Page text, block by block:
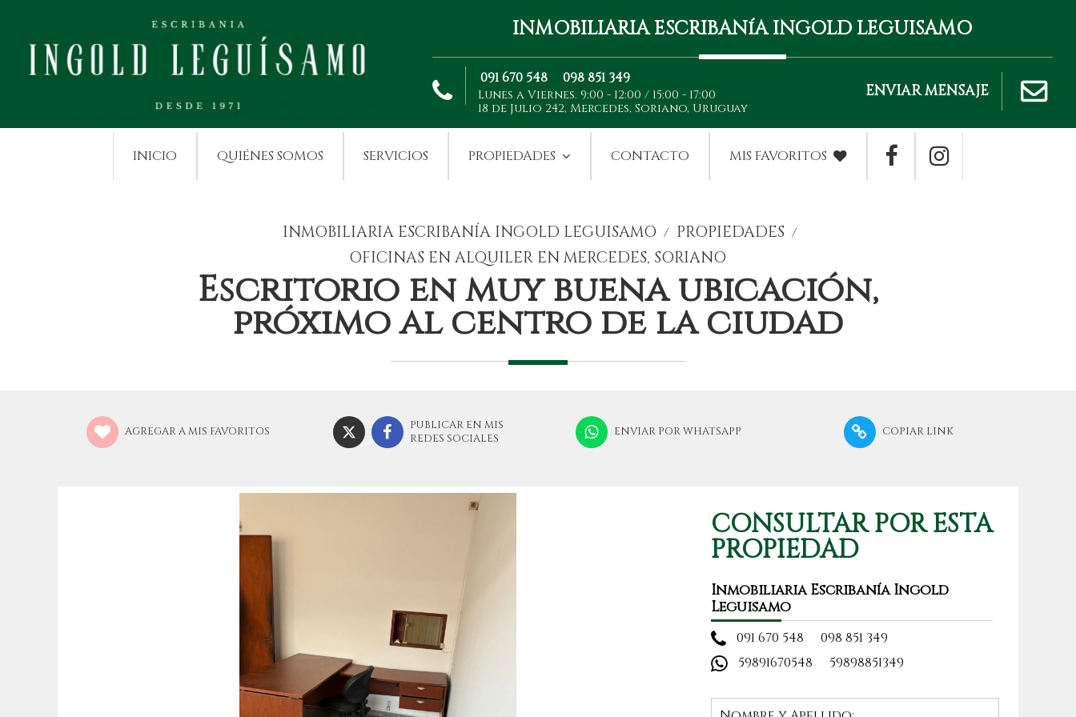
INMOBILIARIA ESCRIBANíA INGOLD LEGUISAMO
091 670 548 098 851 349
Lunes a Viernes. 9:00 - 12:00 / 15:00 - 17:00
18 de Julio 242, Mercedes, Soriano, Uruguay
ENVIAR MENSAJE
INICIO QUIÉNES SOMOS SERVICIOS PROPIEDADES CONTACTO MIS FAVORITOS
INMOBILIARIA ESCRIBANÍA INGOLD LEGUISAMO / PROPIEDADES /
OFICINAS EN ALQUILER EN MERCEDES, SORIANO
Escritorio en muy buena ubicación,
próximo al centro de la ciudad
AGREGAR A MIS FAVORITOS
PUBLICAR EN MIS
REDES SOCIALES
ENVIAR POR WHATSAPP COPIAR LINK
CONSULTAR POR ESTA
PROPIEDAD
Inmobiliaria Escribanía Ingold
Leguisamo
091 670 548
098 851 349
59891670548
59898851349